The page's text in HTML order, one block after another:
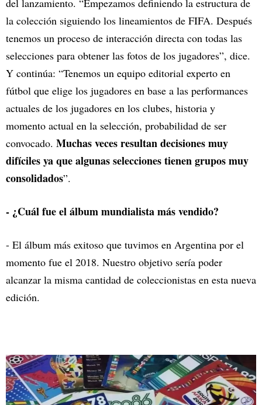
del lanzamiento. “Empezamos definiendo la estructura de
la colección siguiendo los lineamientos de FIFA. Después
tenemos un proceso de interacción directa con todas las
selecciones para obtener las fotos de los jugadores”, dice.
Y continúa: “Tenemos un equipo editorial experto en
fútbol que elige los jugadores en base a las performances
actuales de los jugadores en los clubes, historia y
momento actual en la selección, probabilidad de ser
convocado. Muchas veces resultan decisiones muy
difíciles ya que algunas selecciones tienen grupos muy
consolidados”.
- ¿Cuál fue el álbum mundialista más vendido?
- El álbum más exitoso que tuvimos en Argentina por el
momento fue el 2018. Nuestro objetivo sería poder
alcanzar la misma cantidad de coleccionistas en esta nueva
edición.